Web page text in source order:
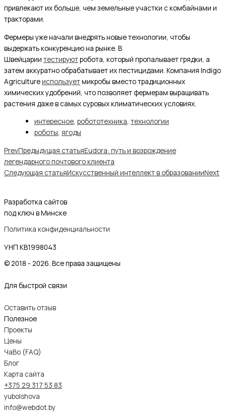
привлекают их больше, чем земельные участки с комбайнами и
тракторами.
Фермеры уже начали внедрять новые технологии, чтобы
выдержать конкуренцию на рынке. В
Швейцарии тестируютробота, который пропалывает грядки, а
затем аккуратно обрабатывает их пестицидами. Компания Indigo
Agricultureиспользуетмикробы вместо традиционных
химических удобрений, что позволяет фермерам выращивать
растения даже в самых суровых климатических условиях.
интересное, робототехника, технологии
роботы, ягоды
PrevПредыдущая статьяEudora: путь и возрождение
легендарного почтового клиента
Следующая статьяИскусственный интеллект в образованииNext
Разработка сайтов
под ключ в Минске
Политика конфиденциальности
УНП KB1998043
© 2018 - 2026. Все права защищены
Для быстрой связи
Оставить отзыв
Полезное
Проекты
Цены
ЧаВо (FAQ)
Блог
Карта сайта
+375 29 317 53 83
yubolshova
info@webdot.by